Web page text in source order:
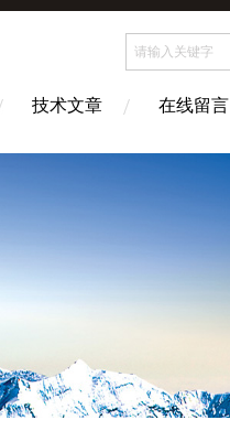
技术文章 在线留言